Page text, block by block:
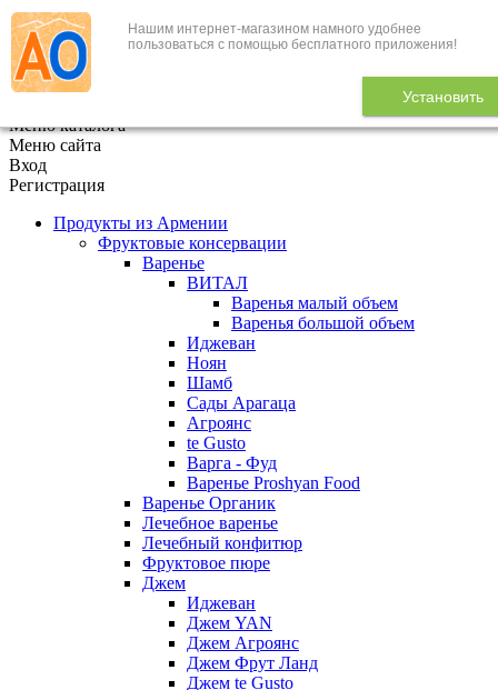
Нашим интернет-магазином намного удобнее
пользоваться с помощью бесплатного приложения!
Установить
+7 (495) 646-888-1
В корзине 0
Меню каталога
Меню сайта
Вход
Регистрация
Продукты из Армении
Фруктовые консервации
Варенье
ВИТАЛ
Варенья малый объем
Варенья большой объем
Иджеван
Ноян
Шамб
Сады Арагаца
Агроянс
te Gusto
Варга - Фуд
Варенье Proshyan Food
Варенье Органик
Лечебное варенье
Лечебный конфитюр
Фруктовое пюре
Джем
Иджеван
Джем YAN
Джем Агроянс
Джем Фрут Ланд
Джем te Gusto